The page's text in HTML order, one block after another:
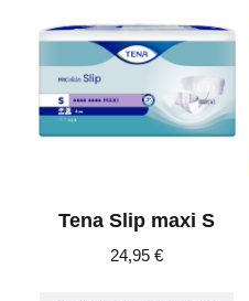
Tena Slip maxi S
24,95€